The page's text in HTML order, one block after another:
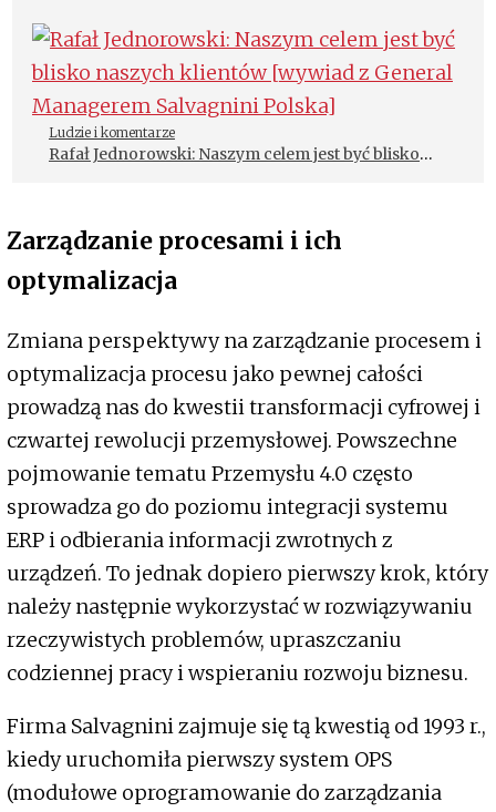
Ludzie i komentarze
Rafał Jednorowski: Naszym celem jest być blisko
Zarządzanie procesami i ich
optymalizacja
Zmiana perspektywy na zarządzanie procesem i
optymalizacja procesu jako pewnej całości
prowadzą nas do kwestii transformacji cyfrowej i
czwartej rewolucji przemysłowej. Powszechne
pojmowanie tematu Przemysłu 4.0 często
sprowadza go do poziomu integracji systemu
ERP i odbierania informacji zwrotnych z
urządzeń. To jednak dopiero pierwszy krok, który
należy następnie wykorzystać w rozwiązywaniu
rzeczywistych problemów, upraszczaniu
codziennej pracy i wspieraniu rozwoju biznesu.
Firma Salvagnini zajmuje się tą kwestią od 1993 r.,
kiedy uruchomiła pierwszy system OPS
(modułowe oprogramowanie do zarządzania